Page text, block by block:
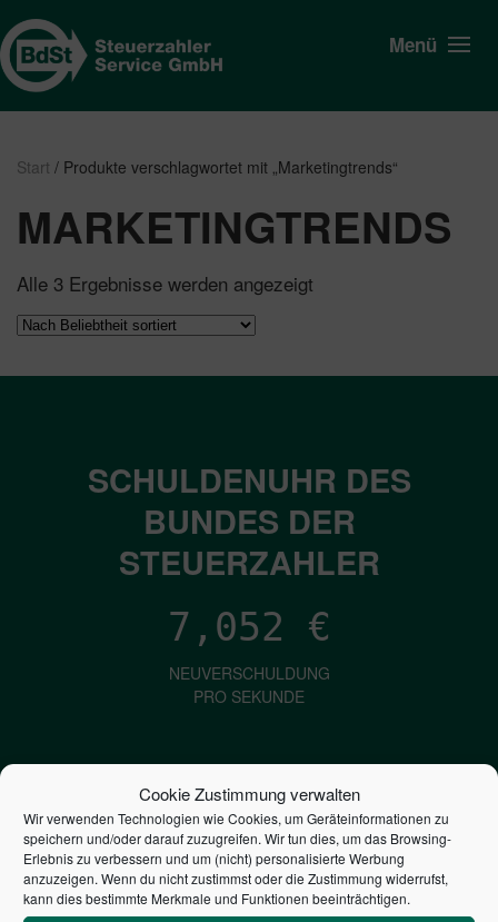
Cookie Zustimmung verwalten
Wir verwenden Technologien wie Cookies, um Geräteinformationen zu
speichern und/oder darauf zuzugreifen. Wir tun dies, um das Browsing-
Erlebnis zu verbessern und um (nicht) personalisierte Werbung
anzuzeigen. Wenn du nicht zustimmst oder die Zustimmung widerrufst,
kann dies bestimmte Merkmale und Funktionen beeinträchtigen.
Menü
Start / Produkte verschlagwortet mit „Marketingtrends“
MARKETINGTRENDS
Alle 3 Ergebnisse werden angezeigt
SCHULDENUHR DES
BUNDES DER
STEUERZAHLER
7,052 €
NEUVERSCHULDUNG
PRO SEKUNDE
1,601€
ZINSEN
PRO SEKUNDE